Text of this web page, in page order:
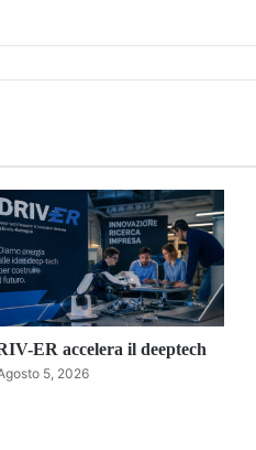
ER accelera il deeptech
5, 2026